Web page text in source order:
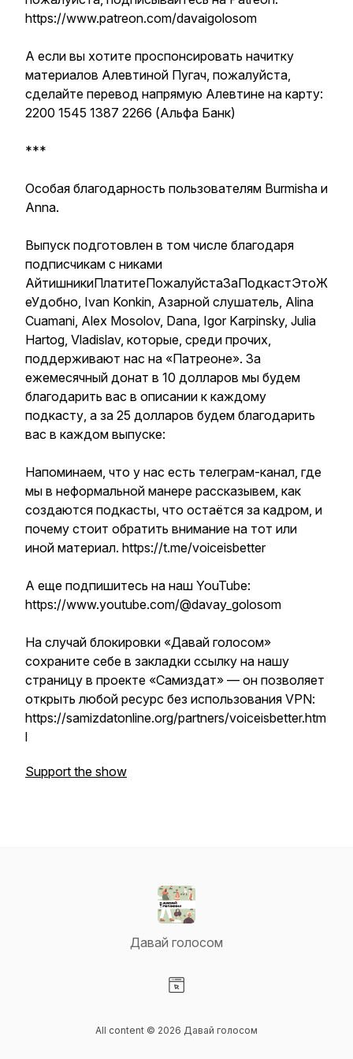
https://www.patreon.com/davaigolosom
А если вы хотите проспонсировать начитку
материалов Алевтиной Пугач, пожалуйста,
сделайте перевод напрямую Алевтине на карту:
2200 1545 1387 2266 (Альфа Банк)
***
Особая благодарность пользователям Burmisha и
Аnna.
Выпуск подготовлен в том числе благодаря
подписчикам с никами
АйтишникиПлатитеПожалуйстаЗаПодкастЭтоЖ
еУдобно, Ivan Konkin, Азарной слушатель, Alina
Cuamani, Alex Mosolov, Dana, Igor Karpinsky, Julia
Hartog, Vladislav, которые, среди прочих,
поддерживают нас на «Патреоне». За
ежемесячный донат в 10 долларов мы будем
благодарить вас в описании к каждому
подкасту, а за 25 долларов будем благодарить
вас в каждом выпуске:
Напоминаем, что у нас есть телеграм-канал, где
мы в неформальной манере рассказывем, как
создаются подкасты, что остаётся за кадром, и
почему стоит обратить внимание на тот или
иной материал. https://t.me/voiceisbetter
А еще подпишитесь на наш YouTube:
https://www.youtube.com/@davay_golosom
На случай блокировки «Давай голосом»
сохраните себе в закладки ссылку на нашу
страницу в проекте «Самиздат» — он позволяет
открыть любой ресурс без использования VPN:
https://samizdatonline.org/partners/voiceisbetter.htm
l
Support the show
Давай голосом
All content © 2026 Давай голосом